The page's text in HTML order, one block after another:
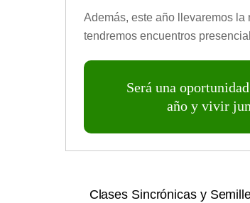
Además, este año llevaremos
tendremos encuentros
Será una
año y vivir
Clases Sincrónicas y